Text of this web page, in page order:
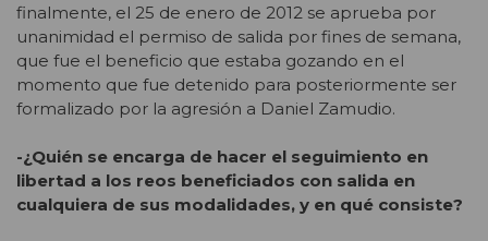
finalmente, el 25 de enero de 2012 se aprueba por
unanimidad el permiso de salida por fines de semana,
que fue el beneficio que estaba gozando en el
momento que fue detenido para posteriormente ser
formalizado por la agresión a Daniel Zamudio.
-¿Quién se encarga de hacer el seguimiento en
libertad a los reos beneficiados con salida en
cualquiera de sus modalidades, y en qué consiste?